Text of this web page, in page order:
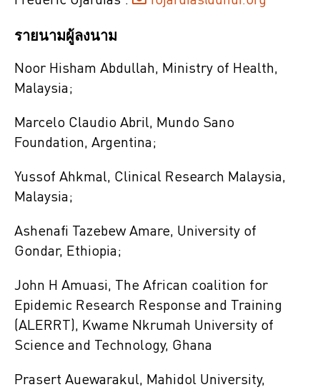
รายนามผู้ลงนาม
Noor Hisham Abdullah, Ministry of Health,
Malaysia;
Marcelo Claudio Abril, Mundo Sano
Foundation, Argentina;
Yussof Ahkmal, Clinical Research Malaysia,
Malaysia;
Ashenafi Tazebew Amare, University of
Gondar, Ethiopia;
John H Amuasi, The African coalition for
Epidemic Research Response and Training
(ALERRT), Kwame Nkrumah University of
Science and Technology, Ghana
Prasert Auewarakul, Mahidol University,